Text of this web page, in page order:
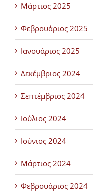
Μάρτιος 2025
Φεβρουάριος 2025
Ιανουάριος 2025
Δεκέμβριος 2024
Σεπτέμβριος 2024
Ιούλιος 2024
Ιούνιος 2024
Μάρτιος 2024
Φεβρουάριος 2024